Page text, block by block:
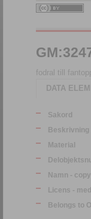
fodral till
DATA
Sakord
Beskrivning
Material
Namn -
Licens -
Belongs to